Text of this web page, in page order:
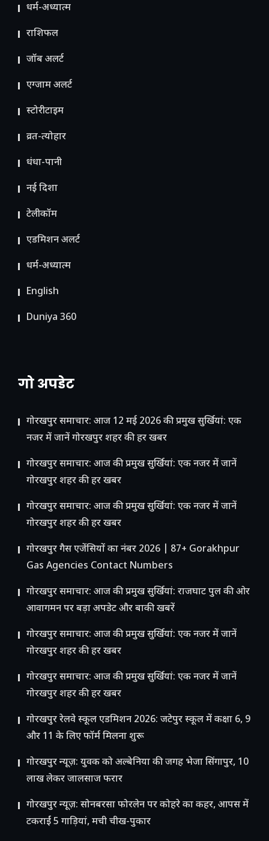
धर्म-अध्यात्म
राशिफल
जॉब अलर्ट
एग्जाम अलर्ट
स्टोरीटाइम
व्रत-त्योहार
धंधा-पानी
नई दिशा
टेलीकॉम
ए​डमिशन अलर्ट
धर्म-अध्यात्म
English
Duniya 360
गो अपडेट
गोरखपुर समाचार: आज 12 मई 2026 की प्रमुख सुर्खियां: एक
नजर में जानें गोरखपुर शहर की हर खबर
गोरखपुर समाचार: आज की प्रमुख सुर्खियां: एक नजर में जानें
गोरखपुर शहर की हर खबर
गोरखपुर समाचार: आज की प्रमुख सुर्खियां: एक नजर में जानें
गोरखपुर शहर की हर खबर
गोरखपुर गैस एजेंसियों का नंबर 2026 | 87+ Gorakhpur
Gas Agencies Contact Numbers
गोरखपुर समाचार: आज की प्रमुख सुर्खियां: राजघाट पुल की ओर
आवागमन पर बड़ा अपडेट और बाकी खबरें
गोरखपुर समाचार: आज की प्रमुख सुर्खियां: एक नजर में जानें
गोरखपुर शहर की हर खबर
गोरखपुर समाचार: आज की प्रमुख सुर्खियां: एक नजर में जानें
गोरखपुर शहर की हर खबर
गोरखपुर रेलवे स्कूल एडमिशन 2026: जटेपुर स्कूल में कक्षा 6, 9
और 11 के लिए फॉर्म मिलना शुरू
गोरखपुर न्यूज़: युवक को अल्बेनिया की जगह भेजा सिंगापुर, 10
लाख लेकर जालसाज फरार
गोरखपुर न्यूज़: सोनबरसा फोरलेन पर कोहरे का कहर, आपस में
टकराईं 5 गाड़ियां, मची चीख-पुकार